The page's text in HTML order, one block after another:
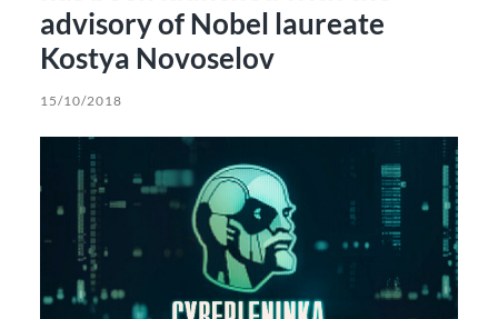
advisory of Nobel laureate
Kostya Novoselov
15/10/2018